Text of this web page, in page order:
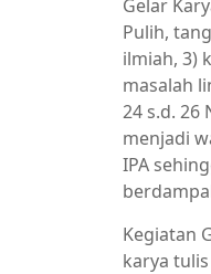
Gelar
Pulih,
ilmiah, 3)
masalah
24 s.d. 26
menjadi
IPA
Kegiatan
karya